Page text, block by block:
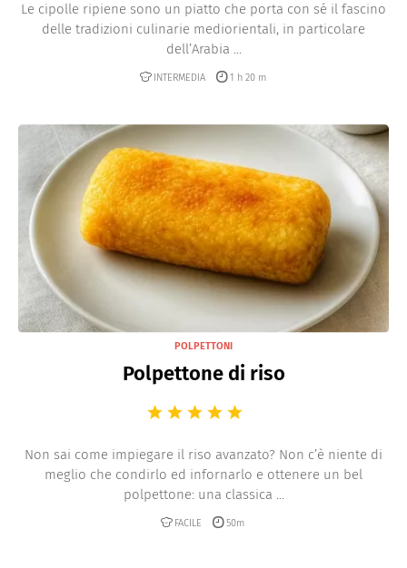
Le cipolle ripiene sono un piatto che porta con sé il fascino
delle tradizioni culinarie mediorientali, in particolare
dell’Arabia ...
INTERMEDIA 1 h 20 m
POLPETTONI
Polpettone di riso
Non sai come impiegare il riso avanzato? Non c’è niente di
meglio che condirlo ed infornarlo e ottenere un bel
polpettone: una classica ...
FACILE 50m